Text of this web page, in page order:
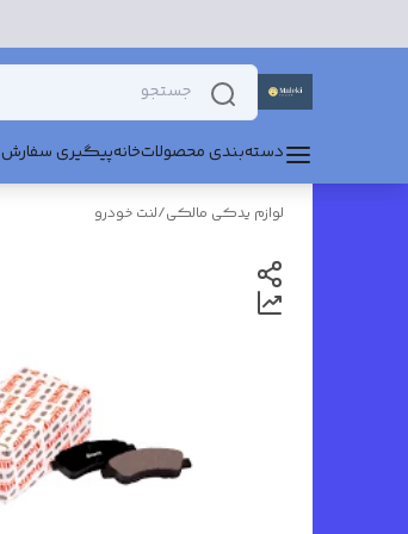
دسته‌بندی محصولاتخانهپیگیری سفارش
لوازم یدکی مالکی/لنت خودرو